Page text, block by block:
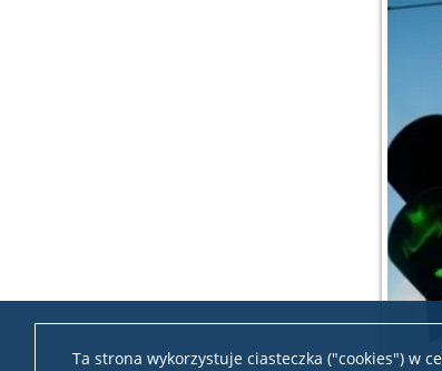
Ta strona wykorzystuje ciasteczka ("cookies") w